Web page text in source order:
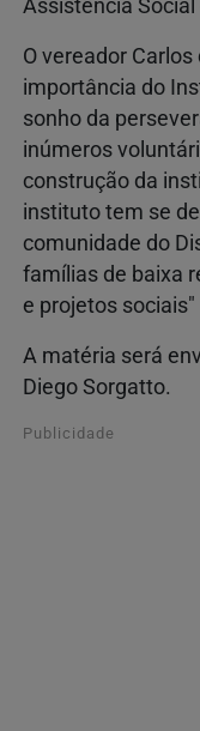
Assistência Social
O vereador
importância do
sonho da
inúmeros
construção da
instituto tem se
comunidade do
famílias de baixa
e projetos sociais"
A matéria será
Diego Sorgatto.
Publicidade